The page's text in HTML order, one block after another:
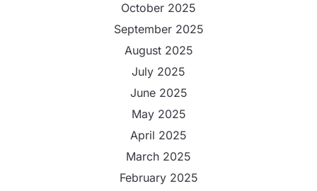
October 2025
September 2025
August 2025
July 2025
June 2025
May 2025
April 2025
March 2025
February 2025